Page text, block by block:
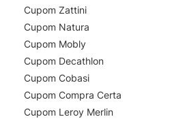
Cupom Zattini
Cupom Natura
Cupom Mobly
Cupom Decathlon
Cupom Cobasi
Cupom Compra Certa
Cupom Leroy Merlin